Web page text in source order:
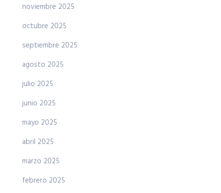
noviembre 2025
octubre 2025
septiembre 2025
agosto 2025
julio 2025
junio 2025
mayo 2025
abril 2025
marzo 2025
febrero 2025